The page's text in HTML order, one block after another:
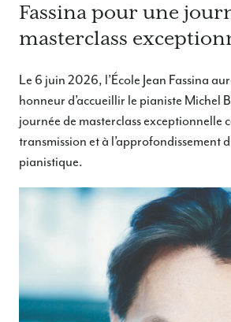
Fassina pour une
masterclass
Le 6 juin 2026, l’École Jean Fassina
honneur d’accueillir le pianiste Michel
journée de masterclass exceptionnelle
transmission et à l’approfondissement
pianistique.